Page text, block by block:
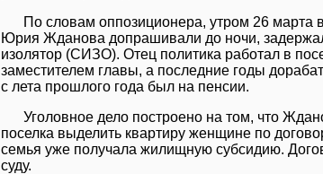
По словам оппозиционера, утром 26
Юрия Жданова допрашивали до ночи,
изолятор (СИЗО). Отец политика работал в
заместителем главы, а последние годы
с лета прошлого года был на пенсии.
Уголовное дело построено на том, что
поселка выделить квартиру женщине по
семья уже получала жилищную субсидию.
суду.